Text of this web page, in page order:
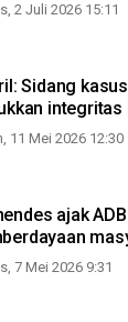
2 Juli 2026 15:11
Sidang
integritas
11 Mei 2026 12:30
ajak
7 Mei 2026 9:31